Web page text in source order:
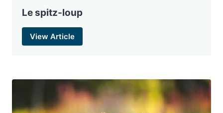
Le spitz-loup
View Article